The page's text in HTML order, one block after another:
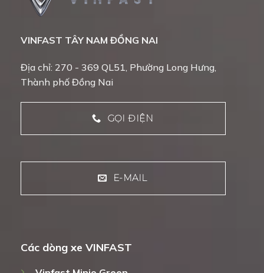
VINFAST TÂY NAM ĐỒNG NAI
Địa chỉ: 270 - 369 QL51, Phường Long Hưng,
Thành phố Đồng Nai
GỌI ĐIỆN
E-MAIL
Các dòng xe VINFAST